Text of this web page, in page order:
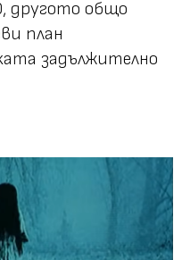
другото общо
план
задължително